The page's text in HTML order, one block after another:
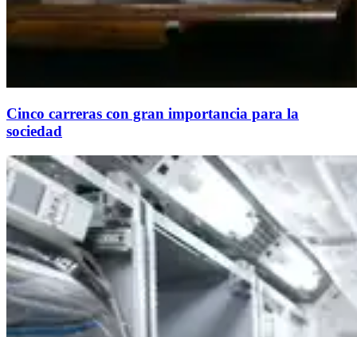
Cinco carreras con gran importancia para la
sociedad